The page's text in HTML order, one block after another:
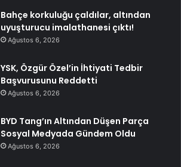
Bahçe korkuluğu çaldılar, altından
uyuşturucu imalathanesi çıktı!
Ağustos 6, 2026
YSK, Özgür Özel’in İhtiyati Tedbir
Başvurusunu Reddetti
Ağustos 6, 2026
BYD Tang’ın Altından Düşen Parça
Sosyal Medyada Gündem Oldu
Ağustos 6, 2026